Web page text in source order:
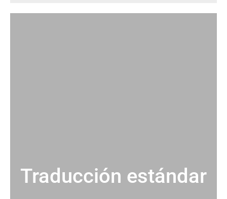
Traducción estándar